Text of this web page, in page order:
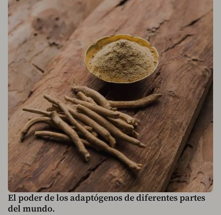
El poder de los adaptógenos de diferentes partes
del mundo.